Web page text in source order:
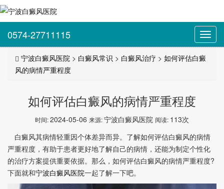
0574-27711115
宁波白癜风医院 > 白癜风常识 > 白癜风治疗 > 如何评估白癜
风的病情严重程度
如何评估白癜风的病情严重程度
时间:2024-05-06 来源:宁波白癜风医院 阅读: 113次
白癜风其病情轻重因个体差异而异。了解如何评估白癜风的病情
严重程度，有助于患者更好地了解自己的病情，还能为制定个性化
的治疗方案提供重要依据。那么，如何评估白癜风的病情严重程度?
下面就和宁波白癜风医院一起了解一下吧。